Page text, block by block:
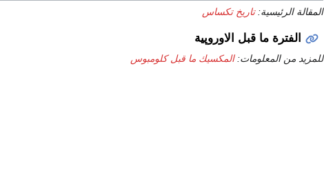
المقالة الرئيسية:تاريخ تكساس
الفترة ما قبل الاوروپية
للمزيد من المعلومات:المكسيك ما قبل كلومبوس